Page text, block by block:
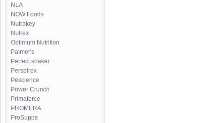
NLA
NOW Foods
Nutrakey
Nutrex
Optimum Nutrition
Palmer's
Perfect shaker
Perspirex
Pescience
Power Crunch
Primaforce
PROMERA
ProSupps